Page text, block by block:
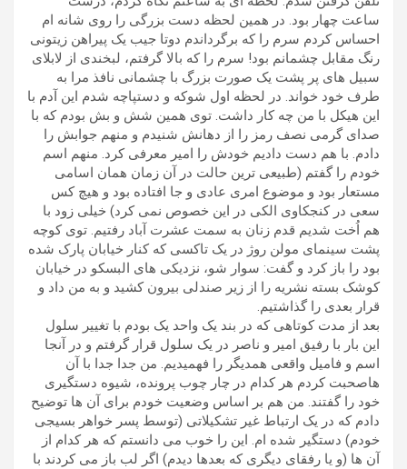
ساعت چهار بود. در همین لحظه دست بزرگی را روی شانه ام
احساس کردم سرم را که برگرداندم دوتا جیب یک پیراهن زیتونی
رنگ مقابل چشمانم بود! سرم را که بالا گرفتم، لبخندی از لابلای
سبیل های پر پشت یک صورت بزرگ با چشمانی نافذ مرا به
طرف خود خواند. در لحظه اول شوکه و دستپاچه شدم این آدم با
این هیکل با من چه کار داشت. توی همین شش و بش بودم که با
صدای گرمی نصف رمز را از دهانش شنیدم و منهم جوابش را
دادم. با هم دست دادیم خودش را امیر معرفی کرد. منهم اسم
خودم را گفتم (طبیعی ترین حالت در آن زمان همان اسامی
مستعار بود و موضوع امری عادی و جا افتاده بود و هیچ کس
سعی در کنجکاوی الکی در این خصوص نمی کرد) خیلی زود با
هم اُخت شدیم قدم زنان به سمت عشرت آباد رفتیم. توی کوچه
پشت سینمای مولن روژ در یک تاکسی که کنار خیابان پارک شده
بود را باز کرد و گفت: سوار شو، نزدیکی های البسکو در خیابان
کوشک بسته نشریه را از زیر صندلی بیرون کشید و به من داد و
قرار بعدی را گذاشتیم.
بعد از مدت کوتاهی که در بند یک واحد یک بودم با تغییر سلول
این بار با رفیق امیر و ناصر در یک سلول قرار گرفتم و در آنجا
اسم و فامیل واقعی همدیگر را فهمیدیم. من جدا جدا با آن
هاصحبت کردم هر کدام در چار چوب پرونده، شیوه دستگیری
خود را گفتند. من هم بر اساس وضعیت خودم برای آن ها توضیح
دادم که در یک ارتباط غیر تشکیلاتی (توسط پسر خواهر بسیجی
خودم) دستگیر شده ام. این را خوب می دانستم که هر کدام از
آن ها (و یا رفقای دیگری که بعدها دیدم) اگر لب باز می کردند با